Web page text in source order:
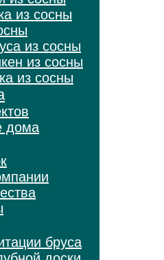
из сосны
из сосны
из сосны
из сосны
дома
бруса